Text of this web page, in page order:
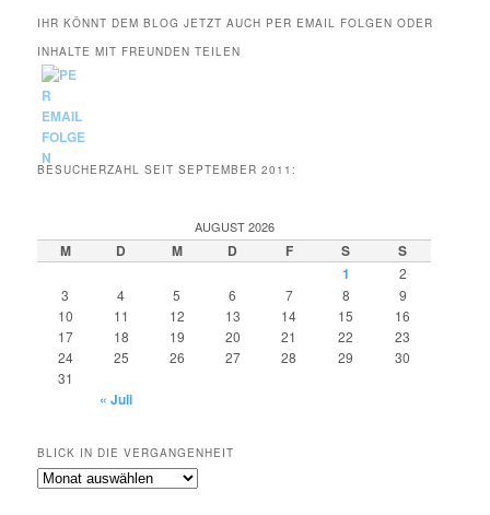
IHR KÖNNT DEM BLOG JETZT AUCH PER EMAIL FOLGEN ODER
INHALTE MIT FREUNDEN TEILEN
BESUCHERZAHL SEIT SEPTEMBER 2011:
AUGUST 2026
M D M D F S
S
1
2
3
4 5 6 7 8
9
10
11 12 13 14 15
16
17
18 19 20 21 22
23
24
25 26 27 28 29
30
31
« Juli
BLICK IN DIE VERGANGENHEIT
Blick